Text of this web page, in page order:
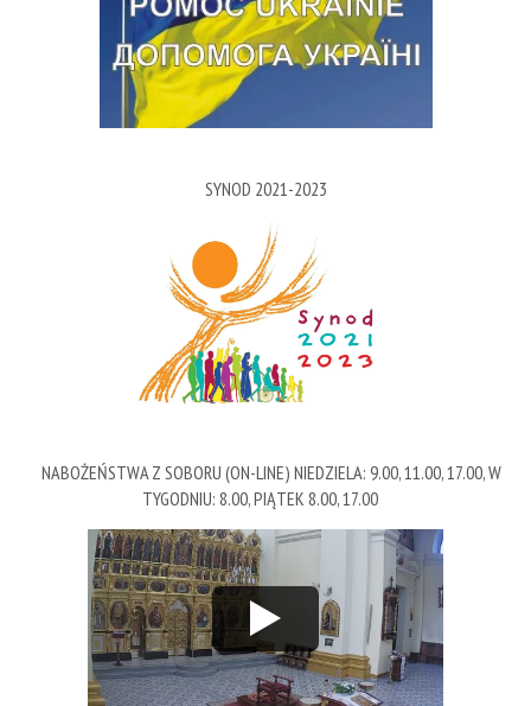
SYNOD 2021-2023
NABOŻEŃSTWA Z SOBORU (ON-LINE) NIEDZIELA: 9.00, 11.00, 17.00, W
TYGODNIU: 8.00, PIĄTEK 8.00, 17.00